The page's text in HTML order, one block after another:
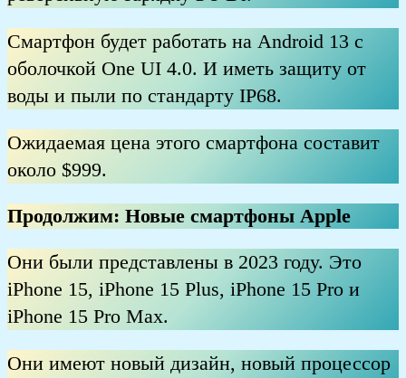
Смартфон будет работать на Android 13 с
оболочкой One UI 4.0. И иметь защиту от
воды и пыли по стандарту IP68.
Ожидаемая цена этого смартфона составит
около $999.
Продолжим: Новые смартфоны Apple
Они были представлены в 2023 году. Это
iPhone 15, iPhone 15 Plus, iPhone 15 Pro и
iPhone 15 Pro Max.
Они имеют новый дизайн, новый процессор